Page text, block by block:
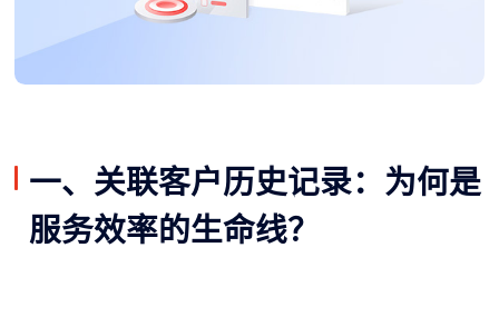
一、关联客户历史记录：为何是
服务效率的生命线？